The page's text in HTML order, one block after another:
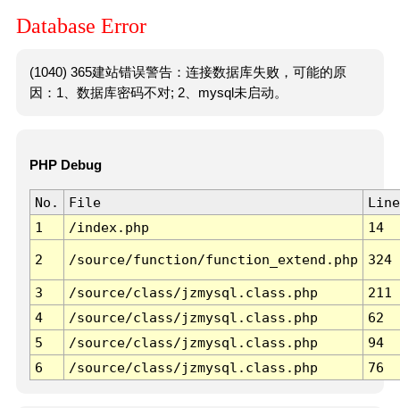
Database Error
(1040) 365建站错误警告：连接数据库失败，可能的原
因：1、数据库密码不对; 2、mysql未启动。
PHP Debug
No. File
Line
1
/index.php 14
2 /source/function/function_extend.php 324
3 /source/class/jzmysql.class.php
211
4
/source/class/jzmysql.class.php
62
5
/source/class/jzmysql.class.php
94
6
/source/class/jzmysql.class.php 76